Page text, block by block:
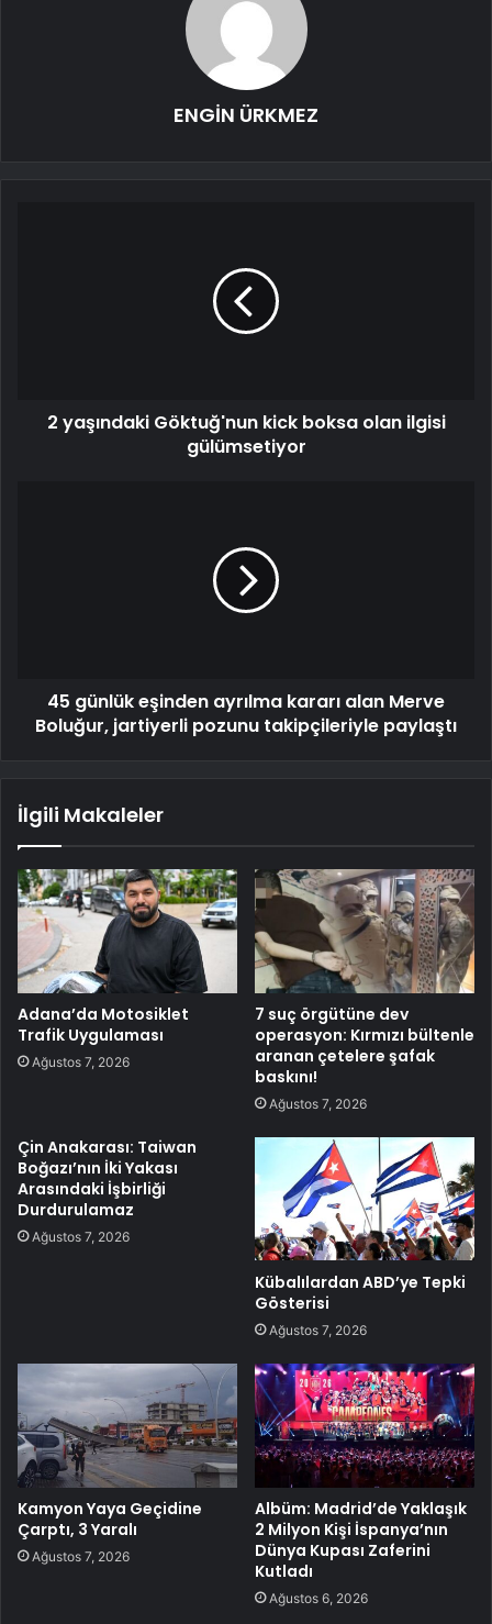
ENGİN ÜRKMEZ
2 yaşındaki Göktuğ'nun kick boksa olan ilgisi
gülümsetiyor
45 günlük eşinden ayrılma kararı alan Merve
Boluğur, jartiyerli pozunu takipçileriyle paylaştı
İlgili Makaleler
Adana’da Motosiklet
Trafik Uygulaması
Ağustos 7, 2026
7 suç örgütüne dev
operasyon: Kırmızı bültenle
aranan çetelere şafak
baskını!
Ağustos 7, 2026
Çin Anakarası: Taiwan
Boğazı’nın İki Yakası
Arasındaki İşbirliği
Durdurulamaz
Ağustos 7, 2026
Kübalılardan ABD’ye Tepki
Gösterisi
Ağustos 7, 2026
Kamyon Yaya Geçidine
Çarptı, 3 Yaralı
Ağustos 7, 2026
Albüm: Madrid’de Yaklaşık
2 Milyon Kişi İspanya’nın
Dünya Kupası Zaferini
Kutladı
Ağustos 6, 2026